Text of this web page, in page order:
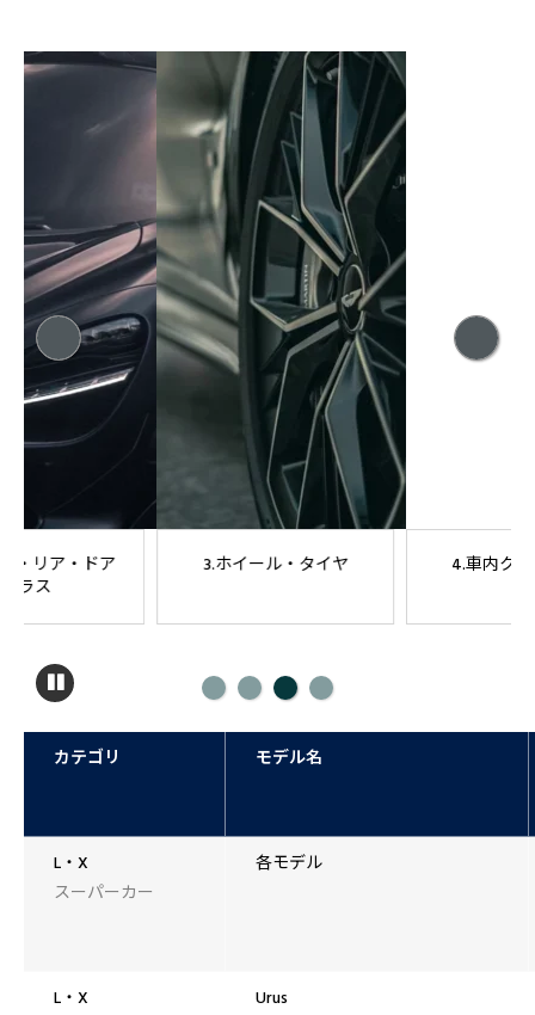
3.ホイール・タイヤ 4.車内クリーニング
カテゴリ モデル名
L・X
スーパーカー
各モデル
L・X
Urus